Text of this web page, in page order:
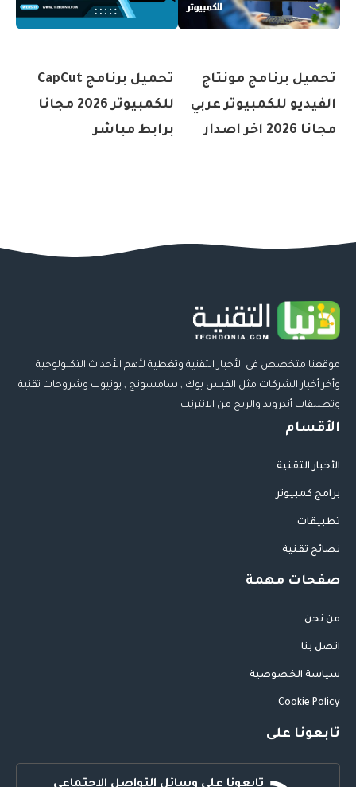
تحميل برنامج مونتاج
الفيديو للكمبيوتر عربي
مجانا 2026 اخر اصدار
تحميل برنامج CapCut
للكمبيوتر 2026 مجانا
برابط مباشر
موقعنا متخصص فى الأخبار التقنية وتغطية لأهم الأحداث التكنولوجية
وأخر أخبار الشركات مثل الفيس بوك , سامسونج , يوتيوب وشروحات تقنية
وتطبيقات أندرويد والربح من الانترنت
الأقسام
الأخبار التقنية
برامج كمبيوتر
تطبيقات
نصائح تقنية
صفحات مهمة
من نحن
اتصل بنا
سياسة الخصوصية
Cookie Policy
تابعونا على
تابعونا على وسائل التواصل الاجتماعي